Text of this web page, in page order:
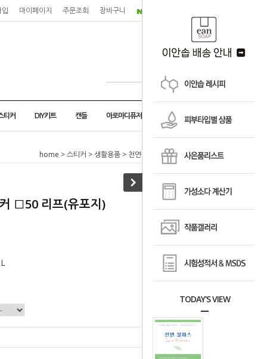
TODAY'S VIEW
마이페이지 주문조회 장바구니
티커 DIY키트 캔들 아로마디퓨저
home >스티커 > 생활용품 > 천연물파스스티커 □50 리프(유포지)
□50 리프(유포지)